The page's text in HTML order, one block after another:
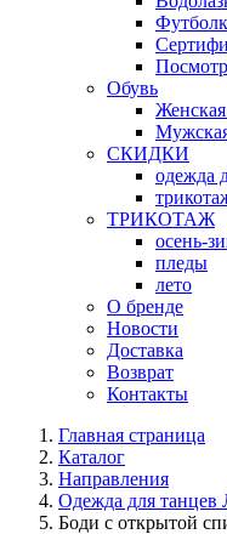
Обувь
СКИДКИ
одежда
ТРИКОТАЖ
осень-
пледы
лето
О бренде
Новости
Доставка
Возврат
Контакты
Главная страница
Каталог
Направления
Одежда для танцев
Боди с открытой